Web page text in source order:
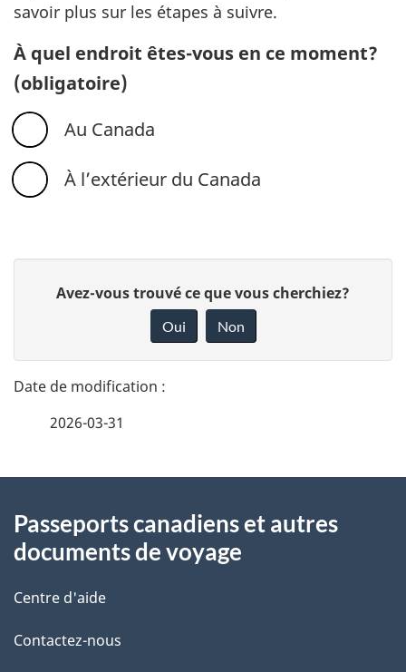
savoir plus sur les étapes à suivre.
À quel endroit êtes-vous en ce moment?
(obligatoire)
Au Canada
À l’extérieur du Canada
t
a
l
s
d
e
l
n
o
t
r
r
t
Avez-vous trouvé ce que vous cherchiez?
Oui Non
2026-03-31
propos
ce
site
Passeports canadiens et autres
documents de voyage
Centre d'aide
Contactez-nous